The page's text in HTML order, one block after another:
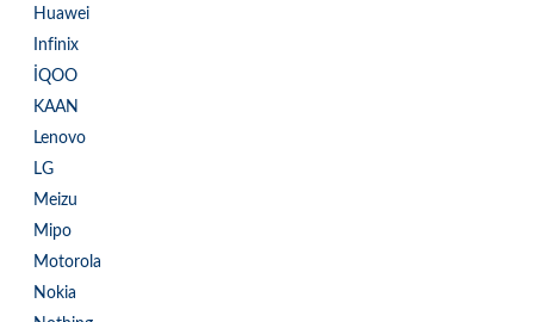
Huawei
Infinix
İQOO
KAAN
Lenovo
LG
Meizu
Mipo
Motorola
Nokia